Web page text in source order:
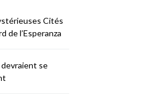
Cités
de l’Esperanza
se